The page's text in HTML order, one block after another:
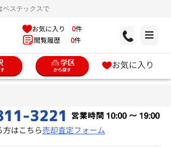
ベステックスで
お気に入り 0件
閲覧履歴 0件
お気に入り
はこちら売却査定フォーム